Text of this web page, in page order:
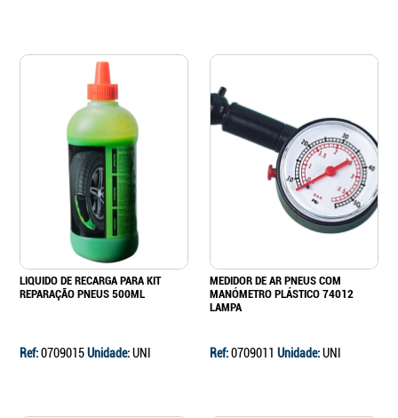
LIQUIDO DE RECARGA PARA KIT
REPARAÇÃO PNEUS 500ML
Ref:0709015Unidade:UNI
MEDIDOR DE AR PNEUS COM
MANÓMETRO PLÁSTICO 74012
LAMPA
Ref:0709011 Unidade:UNI
Ir para o carrinho